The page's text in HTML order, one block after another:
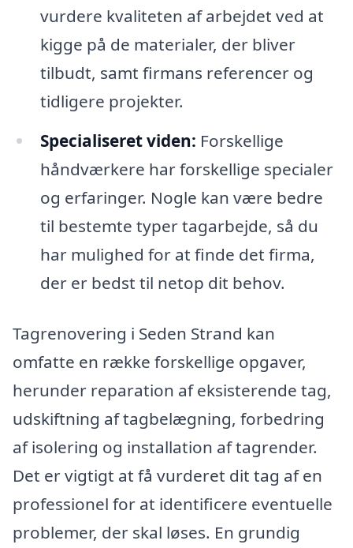
vurdere kvaliteten af arbejdet ved at
kigge på de materialer, der bliver
tilbudt, samt firmans referencer og
tidligere projekter.
Specialiseret viden: Forskellige
håndværkere har forskellige specialer
og erfaringer. Nogle kan være bedre
til bestemte typer tagarbejde, så du
har mulighed for at finde det firma,
der er bedst til netop dit behov.
Tagrenovering i Seden Strand kan
omfatte en række forskellige opgaver,
herunder reparation af eksisterende tag,
udskiftning af tagbelægning, forbedring
af isolering og installation af tagrender.
Det er vigtigt at få vurderet dit tag af en
professionel for at identificere eventuelle
problemer, der skal løses. En grundig